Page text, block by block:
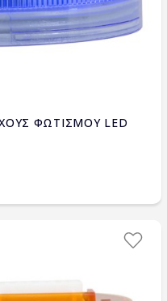
ΦΩΤΙΣΜΟΥ LED